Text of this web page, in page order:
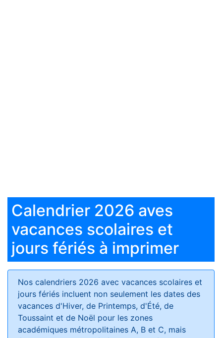
Calendrier 2026 aves
vacances scolaires et
jours fériés à imprimer
Nos calendriers 2026 avec vacances scolaires et
jours fériés incluent non seulement les dates des
vacances d'Hiver, de Printemps, d'Été, de
Toussaint et de Noël pour les zones
académiques métropolitaines A, B et C, mais